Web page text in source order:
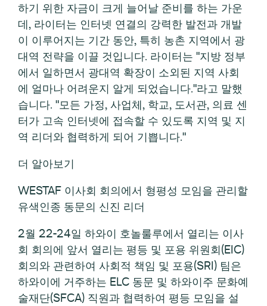
하기 위한 자금이 크게 늘어날 준비를 하는 가운
데, 라이터는 인터넷 연결의 강력한 발전과 개발
이 이루어지는 기간 동안, 특히 농촌 지역에서 광
대역 전략을 이끌 것입니다. 라이터는 "지방 정부
에서 일하면서 광대역 확장이 소외된 지역 사회
에 얼마나 어려운지 알게 되었습니다."라고 말했
습니다. "모든 가정, 사업체, 학교, 도서관, 의료 센
터가 고속 인터넷에 접속할 수 있도록 지역 및 지
역 리더와 협력하게 되어 기쁩니다."
더 알아보기
WESTAF 이사회 회의에서 형평성 모임을 관리할
유색인종 동문의 신진 리더
2월 22-24일 하와이 호놀룰루에서 열리는 이사
회 회의에 앞서 열리는 평등 및 포용 위원회(EIC)
회의와 관련하여 사회적 책임 및 포용(SRI) 팀은
하와이에 거주하는 ELC 동문 및 하와이주 문화예
술재단(SFCA) 직원과 협력하여 평등 모임을 설